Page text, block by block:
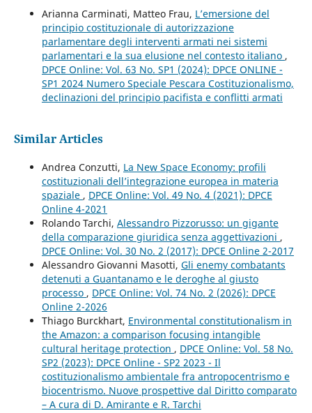
Arianna Carminati, Matteo Frau, L’emersione del
principio costituzionale di autorizzazione
parlamentare degli interventi armati nei sistemi
parlamentari e la sua elusione nel contesto italiano ,
DPCE Online: Vol. 63 No. SP1 (2024): DPCE ONLINE -
SP1 2024 Numero Speciale Pescara Costituzionalismo,
declinazioni del principio pacifista e conflitti armati
Similar Articles
Andrea Conzutti, La New Space Economy: profili
costituzionali dell’integrazione europea in materia
spaziale , DPCE Online: Vol. 49 No. 4 (2021): DPCE
Online 4-2021
Rolando Tarchi, Alessandro Pizzorusso: un gigante
della comparazione giuridica senza aggettivazioni ,
DPCE Online: Vol. 30 No. 2 (2017): DPCE Online 2-2017
Alessandro Giovanni Masotti, Gli enemy combatants
detenuti a Guantanamo e le deroghe al giusto
processo , DPCE Online: Vol. 74 No. 2 (2026): DPCE
Online 2-2026
Thiago Burckhart, Environmental constitutionalism in
the Amazon: a comparison focusing intangible
cultural heritage protection , DPCE Online: Vol. 58 No.
SP2 (2023): DPCE Online - SP2 2023 - Il
costituzionalismo ambientale fra antropocentrismo e
biocentrismo. Nuove prospettive dal Diritto comparato
– A cura di D. Amirante e R. Tarchi